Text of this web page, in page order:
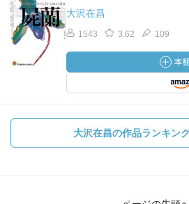
大沢在昌
1543 3.62 109
大沢在昌の作品ランキン